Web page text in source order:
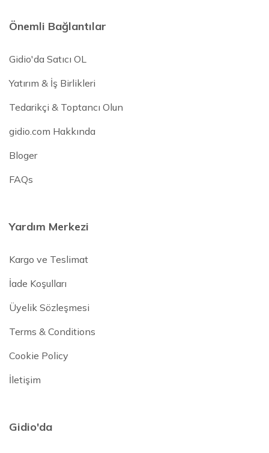
Önemli Bağlantılar
Gidio'da Satıcı OL
Yatırım & İş Birlikleri
Tedarikçi & Toptancı Olun
gidio.com Hakkında
Bloger
FAQs
Yardım Merkezi
Kargo ve Teslimat
İade Koşulları
Üyelik Sözleşmesi
Terms & Conditions
Cookie Policy
İletişim
Gidio'da